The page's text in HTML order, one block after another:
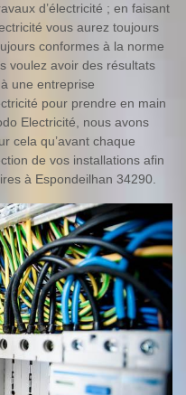
d’électricité ; en faisant
vous aurez toujours
conformes à la norme
voulez avoir des résultats
une entreprise
pour prendre en main
Electricité, nous avons
cela qu’avant chaque
de vos installations afin
à Espondeilhan 34290.